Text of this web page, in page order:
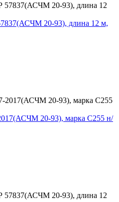
20-93), длина 12 м,
20-93), марка С255 н/